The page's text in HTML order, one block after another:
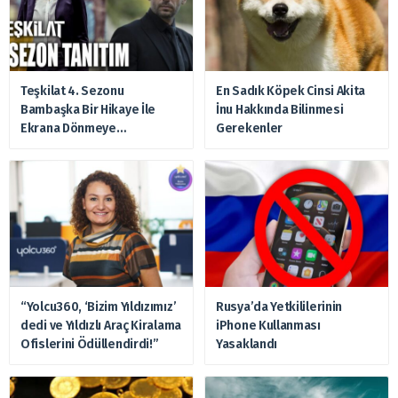
Teşkilat 4. Sezonu
Bambaşka Bir Hikaye İle
Ekrana Dönmeye
En Sadık Köpek Cinsi Akita
İnu Hakkında Bilinmesi
Gerekenler
“Yolcu360, ‘Bizim Yıldızımız’
dedi ve Yıldızlı Araç Kiralama
Ofislerini Ödüllendirdi!”
Rusya’da Yetkililerinin
iPhone Kullanması
Yasaklandı